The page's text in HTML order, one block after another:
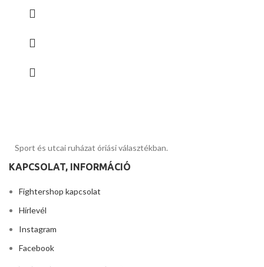
Sport és utcai ruházat óriási választékban.
KAPCSOLAT, INFORMÁCIÓ
Fightershop kapcsolat
Hírlevél
Instagram
Facebook